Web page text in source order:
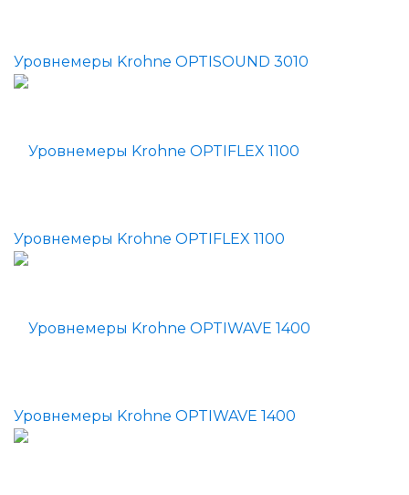
Уровнемеры Krohne OPTISOUND 3010
Уровнемеры Krohne OPTIFLEX 1100
Уровнемеры Krohne OPTIWAVE 1400